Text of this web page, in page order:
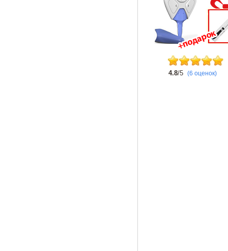
4.8/5 (6 оценок)